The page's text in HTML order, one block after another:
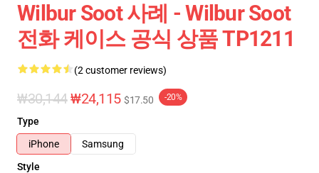
Wilbur Soot 사례 - Wilbur Soot
전화 케이스 공식 상품 TP1211
(2 customer reviews)
₩30,144₩24,115 $17.50 -20%
Type
iPhone
Samsung
Style